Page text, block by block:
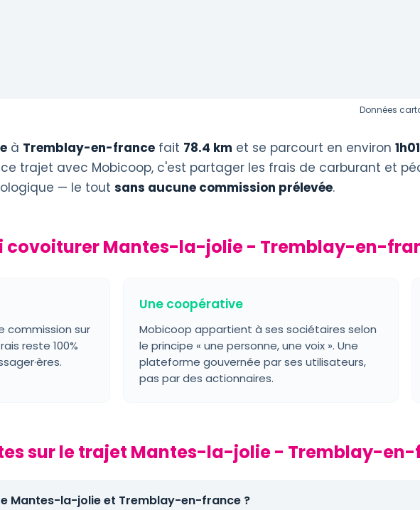
Données
à Tremblay-en-france fait 78.4 km et se parcourt en environ 1h01
trajet avec Mobicoop, c'est partager les frais de carburant et
— le tout sans aucune commission prélevée.
covoiturer Mantes-la-jolie - Tremblay-en-
commission sur
reste 100%
Une coopérative
Mobicoop appartient à ses sociétaires selon
le principe « une personne, une voix ». Une
plateforme gouvernée par ses utilisateurs,
pas par des actionnaires.
sur le trajet Mantes-la-jolie - Tremblay-
Mantes-la-jolie et Tremblay-en-france ?